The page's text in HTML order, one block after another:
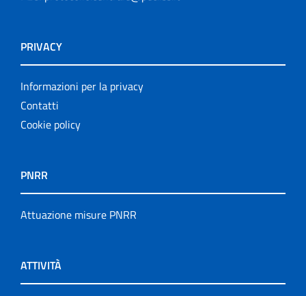
PRIVACY
Informazioni per la privacy
Contatti
Cookie policy
PNRR
Attuazione misure PNRR
ATTIVITÀ